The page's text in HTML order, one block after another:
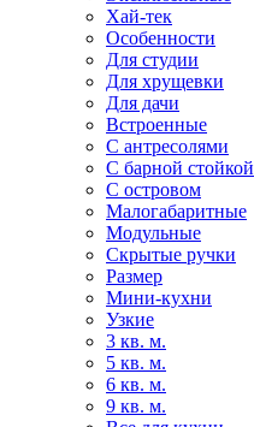
Хай-тек
Особенности
Для студии
Для хрущевки
Для дачи
Встроенные
С антресолями
С барной стойкой
С островом
Малогабаритные
Модульные
Скрытые ручки
Размер
Мини-кухни
Узкие
3 кв. м.
5 кв. м.
6 кв. м.
9 кв. м.